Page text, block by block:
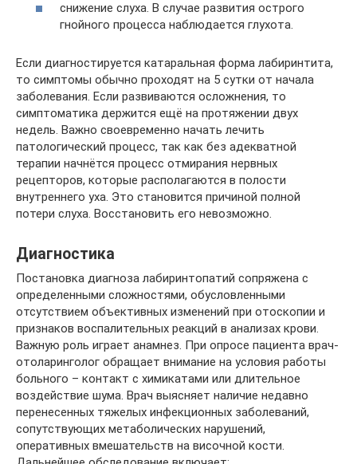
снижение слуха. В случае развития острого
гнойного процесса наблюдается глухота.
Если диагностируется катаральная форма лабиринтита,
то симптомы обычно проходят на 5 сутки от начала
заболевания. Если развиваются осложнения, то
симптоматика держится ещё на протяжении двух
недель. Важно своевременно начать лечить
патологический процесс, так как без адекватной
терапии начнётся процесс отмирания нервных
рецепторов, которые располагаются в полости
внутреннего уха. Это становится причиной полной
потери слуха. Восстановить его невозможно.
Диагностика
Постановка диагноза лабиринтопатий сопряжена с
определенными сложностями, обусловленными
отсутствием объективных изменений при отоскопии и
признаков воспалительных реакций в анализах крови.
Важную роль играет анамнез. При опросе пациента врач-
отоларинголог обращает внимание на условия работы
больного – контакт с химикатами или длительное
воздействие шума. Врач выясняет наличие недавно
перенесенных тяжелых инфекционных заболеваний,
сопутствующих метаболических нарушений,
оперативных вмешательств на височной кости.